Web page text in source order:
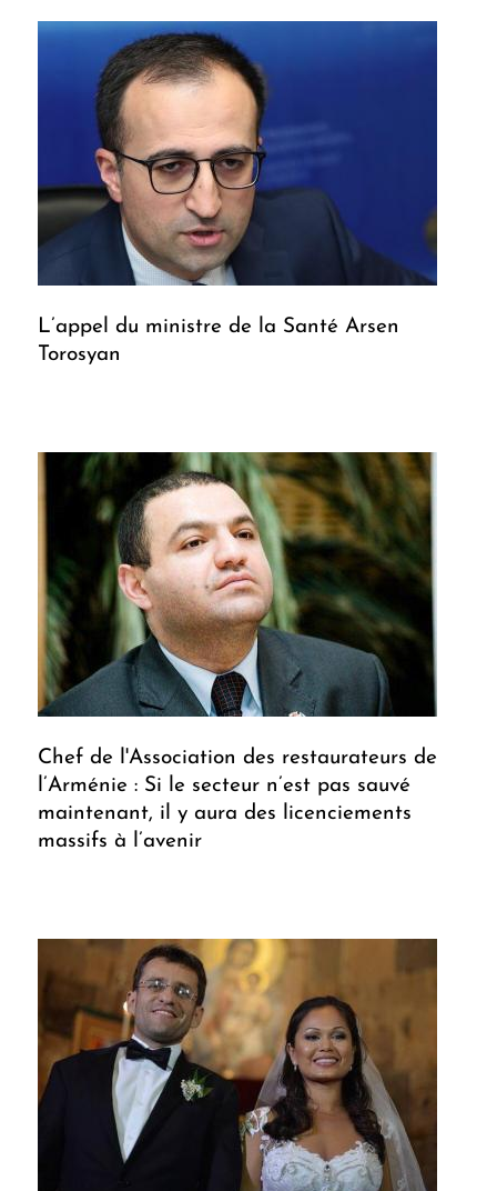
L’appel du ministre de la Santé Arsen
Torosyan
Chef de l'Association des restaurateurs de
l’Arménie : Si le secteur n’est pas sauvé
maintenant, il y aura des licenciements
massifs à l’avenir